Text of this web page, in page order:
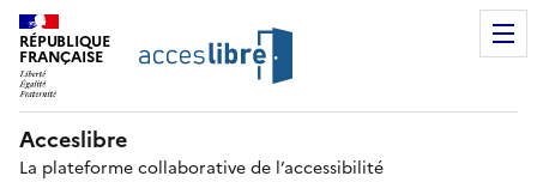
RÉPUBLIQUE
FRANÇAISE
Acceslibre
La plateforme collaborative de l’accessibilité